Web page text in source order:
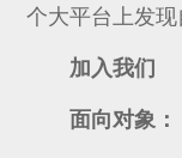
个大平台上发现
加入我们
面向对象：